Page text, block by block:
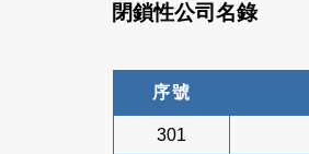
閉鎖性公司名錄
序號
301